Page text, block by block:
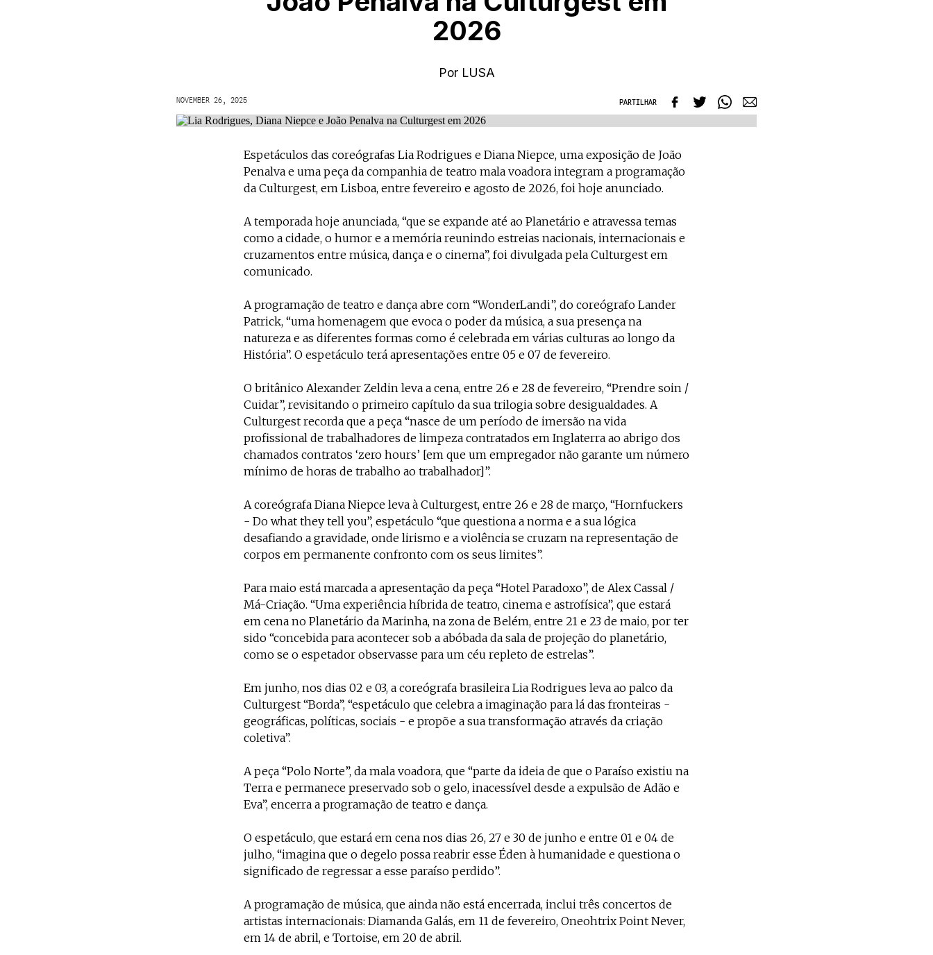
2026
Por LUSA
NOVEMBER 26, 2025 PARTILHAR
Espetáculos das coreógrafas Lia Rodrigues e Diana Niepce, uma exposição de João
Penalva e uma peça da companhia de teatro mala voadora integram a programação
da Culturgest, em Lisboa, entre fevereiro e agosto de 2026, foi hoje anunciado.
A temporada hoje anunciada, “que se expande até ao Planetário e atravessa temas
como a cidade, o humor e a memória reunindo estreias nacionais, internacionais e
cruzamentos entre música, dança e o cinema”, foi divulgada pela Culturgest em
comunicado.
A programação de teatro e dança abre com “WonderLandi”, do coreógrafo Lander
Patrick, “uma homenagem que evoca o poder da música, a sua presença na
natureza e as diferentes formas como é celebrada em várias culturas ao longo da
História”. O espetáculo terá apresentações entre 05 e 07 de fevereiro.
O britânico Alexander Zeldin leva a cena, entre 26 e 28 de fevereiro, “Prendre soin /
Cuidar”, revisitando o primeiro capítulo da sua trilogia sobre desigualdades. A
Culturgest recorda que a peça “nasce de um período de imersão na vida
profissional de trabalhadores de limpeza contratados em Inglaterra ao abrigo dos
chamados contratos ‘zero hours’ [em que um empregador não garante um número
mínimo de horas de trabalho ao trabalhador]”.
A coreógrafa Diana Niepce leva à Culturgest, entre 26 e 28 de março, “Hornfuckers
- Do what they tell you”, espetáculo “que questiona a norma e a sua lógica
desafiando a gravidade, onde lirismo e a violência se cruzam na representação de
corpos em permanente confronto com os seus limites”.
Para maio está marcada a apresentação da peça “Hotel Paradoxo”, de Alex Cassal /
Má-Criação. “Uma experiência híbrida de teatro, cinema e astrofísica”, que estará
em cena no Planetário da Marinha, na zona de Belém, entre 21 e 23 de maio, por ter
sido “concebida para acontecer sob a abóbada da sala de projeção do planetário,
como se o espetador observasse para um céu repleto de estrelas”.
Em junho, nos dias 02 e 03, a coreógrafa brasileira Lia Rodrigues leva ao palco da
Culturgest “Borda”, “espetáculo que celebra a imaginação para lá das fronteiras -
geográficas, políticas, sociais - e propõe a sua transformação através da criação
coletiva”.
A peça “Polo Norte”, da mala voadora, que “parte da ideia de que o Paraíso existiu na
Terra e permanece preservado sob o gelo, inacessível desde a expulsão de Adão e
Eva”, encerra a programação de teatro e dança.
O espetáculo, que estará em cena nos dias 26, 27 e 30 de junho e entre 01 e 04 de
julho, “imagina que o degelo possa reabrir esse Éden à humanidade e questiona o
significado de regressar a esse paraíso perdido”.
A programação de música, que ainda não está encerrada, inclui três concertos de
artistas internacionais: Diamanda Galás, em 11 de fevereiro, Oneohtrix Point Never,
em 14 de abril, e Tortoise, em 20 de abril.